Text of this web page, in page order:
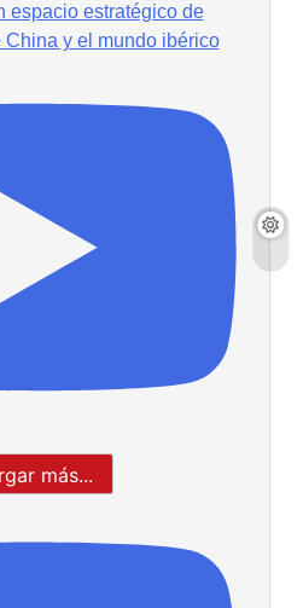
espacio estratégico de
y el mundo ibérico
más...